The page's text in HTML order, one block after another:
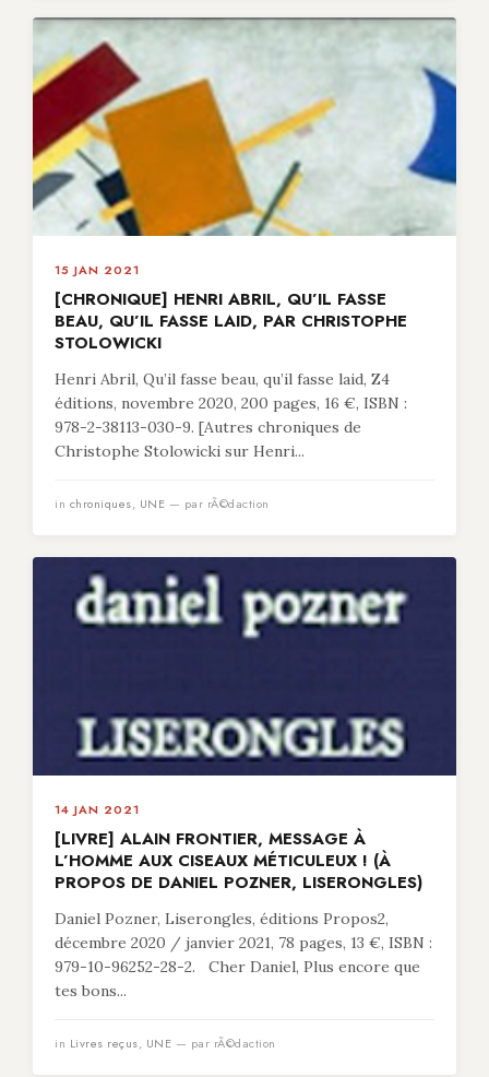
15 JAN 2021
[CHRONIQUE] HENRI ABRIL, QU’IL FASSE
BEAU, QU’IL FASSE LAID, PAR CHRISTOPHE
STOLOWICKI
Henri Abril, Qu’il fasse beau, qu’il fasse laid, Z4
éditions, novembre 2020, 200 pages, 16 €, ISBN :
978-2-38113-030-9. [Autres chroniques de
Christophe Stolowicki sur Henri...
in chroniques, UNE — par rÃ©daction
14 JAN 2021
[LIVRE] ALAIN FRONTIER, MESSAGE À
L’HOMME AUX CISEAUX MÉTICULEUX ! (À
PROPOS DE DANIEL POZNER, LISERONGLES)
Daniel Pozner, Liserongles, éditions Propos2,
décembre 2020 / janvier 2021, 78 pages, 13 €, ISBN :
979-10-96252-28-2. Cher Daniel, Plus encore que
tes bons...
in Livres reçus, UNE — par rÃ©daction